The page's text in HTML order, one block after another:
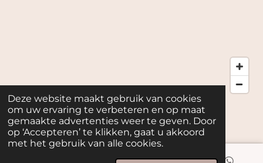
Deze website maakt gebruik van cookies
om uw ervaring te verbeteren en op maat
gemaakte advertenties weer te geven. Door
op ‘Accepteren’ te klikken, gaat u akkoord
met het gebruik van alle cookies.
© 2026 My Joy kvk: 82401020, Telefoon 0619333623
Powered byJouwWeb